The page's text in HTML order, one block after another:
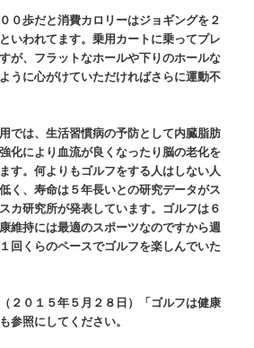
０歩だと消費カロリーはジョギングを２
いわれてます。乗用カートに乗ってプレ
が、フラットなホールや下りのホールな
うに心がけていただければさらに運動不
では、生活習慣病の予防として内臓脂肪
化により血流が良くなったり脳の老化を
す。何よりもゴルフをする人はしない人
く、寿命は５年長いとの研究データがス
カ研究所が発表しています。ゴルフは６
維持には最適のスポーツなのですから週
回くらのペースでゴルフを楽しんでいた
２０１５年５月２８日）「ゴルフは健康
参照にしてください。